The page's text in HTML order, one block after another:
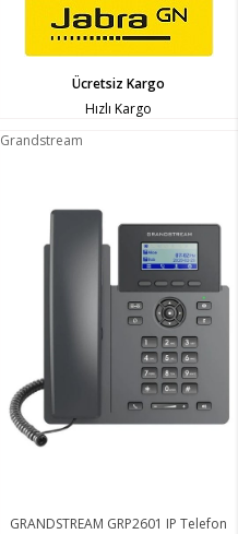
Ücretsiz Kargo
Hızlı Kargo
Grandstream
GRANDSTREAM GRP2601 IP Telefon